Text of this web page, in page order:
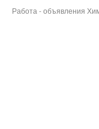
Работа - объявления